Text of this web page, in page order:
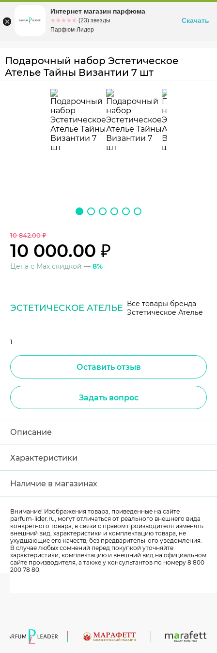
Омскул. Заозерная, 11, к. 1
Подарочный набор Эстетическое
Ателье Тайны Византии 7 шт
10 842.00 ₽
10 000.00 ₽
Цена с Max скидкой — 8%
ЭСТЕТИЧЕСКОЕ АТЕЛЬЕ Все товары бренда
Эстетическое Ателье
1
Оставить отзыв
Задать вопрос
Описание
Характеристики
Наличие в магазинах
Внимание! Изображения товара, приведенные на сайте
parfum-lider.ru, могут отличаться от реального внешнего вида
конкретного товара, в связи с правом производителя изменять
внешний вид, характеристики и комплектацию товара, не
ухудшающие его качеств, без предварительного уведомления.
В случае любых сомнений перед покупкой уточняйте
характеристики, комплектацию и внешний вид на официальном
сайте производителя, а также у консультантов по номеру 8 800
200 78 80.
Интернет магазин парфюма
☆☆☆☆☆
★★★★★ (23) звезды
Парфюм-Лидер
Скачать